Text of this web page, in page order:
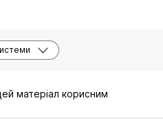
матеріал корисним